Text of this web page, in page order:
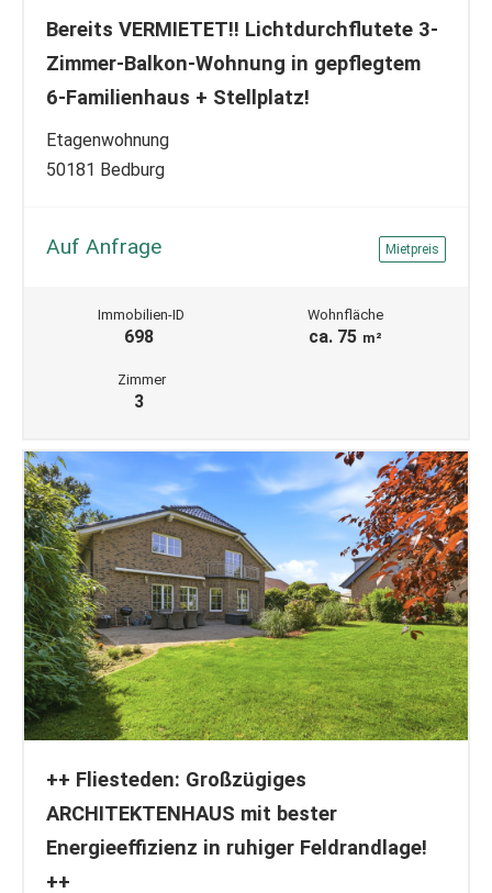
Bereits VERMIETET!! Lichtdurchflutete 3-
Zimmer-Balkon-Wohnung in gepflegtem
6-Familienhaus + Stellplatz!
Etagenwohnung
50181 Bedburg
Auf Anfrage Mietpreis
Immobilien-ID
698
Wohnfläche
ca. 75 m²
Zimmer
3
++ Fliesteden: Großzügiges
ARCHITEKTENHAUS mit bester
Energieeffizienz in ruhiger Feldrandlage!
++